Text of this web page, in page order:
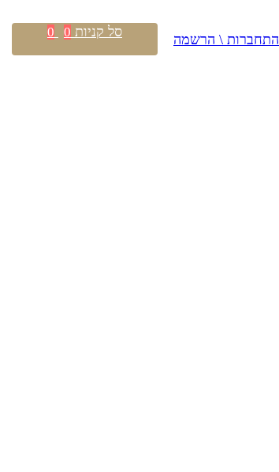
התחברות \ הרשמה סל קניות 0
0